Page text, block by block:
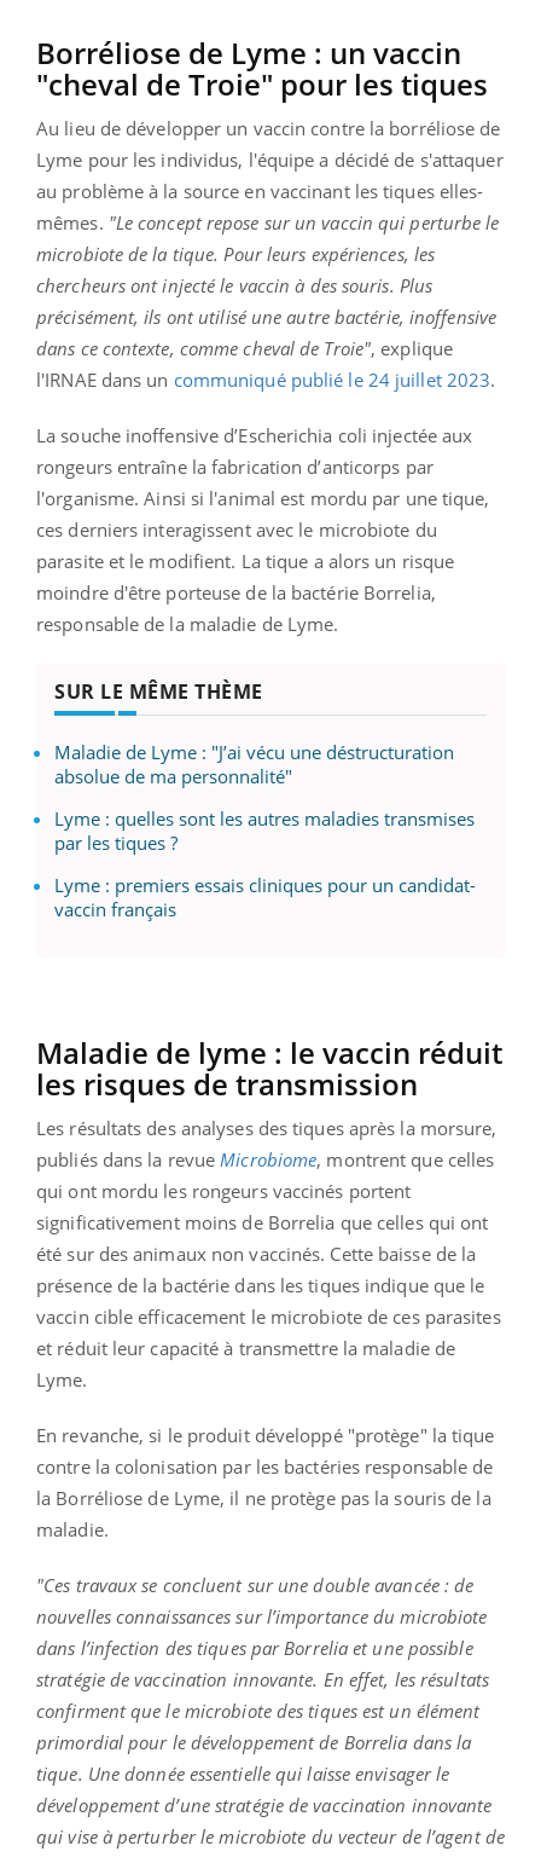
Borréliose de Lyme : un vaccin
"cheval de Troie" pour les tiques
Au lieu de développer un vaccin contre la borréliose de
Lyme pour les individus, l'équipe a décidé de s'attaquer
au problème à la source en vaccinant les tiques elles-
mêmes. "Le concept repose sur un vaccin qui perturbe le
microbiote de la tique. Pour leurs expériences, les
chercheurs ont injecté le vaccin à des souris. Plus
précisément, ils ont utilisé une autre bactérie, inoffensive
dans ce contexte, comme cheval de Troie", explique
l'IRNAE dans un communiqué publié le 24 juillet 2023.
La souche inoffensive d’Escherichia coli injectéeaux
rongeurs entraîne la fabrication d’anticorps par
l'organisme. Ainsi si l'animal est mordu par une tique,
ces derniers interagissent avec le microbiote du
parasite et le modifient. La tique a alors un risque
moindre d'être porteuse de la bactérie Borrelia,
responsable de la maladie de Lyme.
SUR LE MÊME THÈME
Maladie de Lyme : "J’ai vécu une déstructuration
absolue de ma personnalité"
Lyme : quelles sont les autres maladies transmises
par les tiques ?
Lyme : premiers essais cliniques pour un candidat-
vaccin français
Maladie de lyme : le vaccin réduit
les risques de transmission
Les résultats des analyses des tiques après la morsure,
publiés dans la revue Microbiome, montrent que celles
qui ont mordu les rongeurs vaccinés portent
significativement moins de Borrelia que celles qui ont
été sur des animaux non vaccinés. Cette baisse de la
présence de la bactérie dans les tiques indique que le
vaccin cible efficacement le microbiote de ces parasites
et réduit leur capacité à transmettre la maladie de
Lyme.
En revanche, si le produit développé "protège" la tique
contre la colonisation par les bactéries responsable de
la Borréliose de Lyme, il ne protège pas la souris de la
maladie.
"Ces travaux se concluent sur une double avancée : de
nouvelles connaissances sur l’importance du microbiote
dans l’infection des tiques par Borrelia et une possible
stratégie de vaccination innovante. En effet, les résultats
confirment que le microbiote des tiques est un élément
primordial pour le développement de Borrelia dans la
tique. Une donnée essentielle qui laisse envisager le
développement d’une stratégie de vaccination innovante
qui vise à perturber le microbiote du vecteur de l’agent de